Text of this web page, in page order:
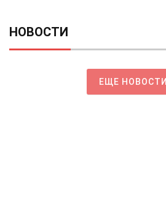
НОВОСТИ
ЕЩЕ НОВОСТИ